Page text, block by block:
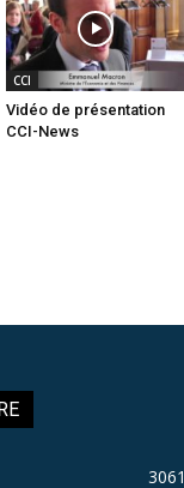
CCI
Vidéo de présentation
CCI-News
3061